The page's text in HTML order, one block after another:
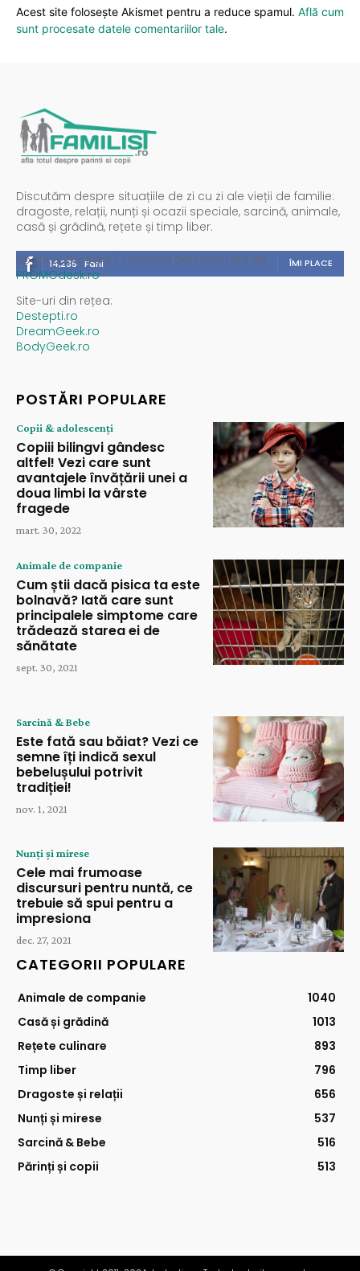
Acest site folosește Akismet pentru a reduce spamul. Află cum
sunt procesate datele comentariilor tale.
Discutăm despre situațiile de zi cu zi ale vieții de familie:
dragoste, relații, nunți și ocazii speciale, sarcină, animale,
casă și grădină, rețete și timp liber.
14,235 Fani ÎMI PLACE
Spații publicitare / reclamă administrată de
PROMOdesk.ro
Site-uri din rețea:
Destepti.ro
DreamGeek.ro
BodyGeek.ro
POSTĂRI POPULARE
Copii & adolescenți
Copiii bilingvi gândesc
altfel! Vezi care sunt
avantajele învățării unei a
doua limbi la vârste
fragede
mart. 30, 2022
Animale de companie
Cum știi dacă pisica ta este
bolnavă? Iată care sunt
principalele simptome care
trădează starea ei de
sănătate
sept. 30, 2021
Sarcină & Bebe
Este fată sau băiat? Vezi ce
semne îți indică sexul
bebelușului potrivit
tradiției!
nov. 1, 2021
Nunți și mirese
Cele mai frumoase
discursuri pentru nuntă, ce
trebuie să spui pentru a
impresiona
dec. 27, 2021
CATEGORII POPULARE
Animale de companie
1040
Casă și grădină
1013
Rețete culinare
893
Timp liber
796
Dragoste și relații
656
Nunți și mirese
537
Sarcină & Bebe
516
Părinți și copii
513